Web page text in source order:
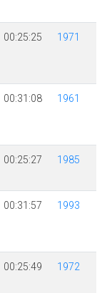
00:25:25 1971
00:31:08 1961
00:25:27 1985
00:31:57 1993
00:25:49 1972